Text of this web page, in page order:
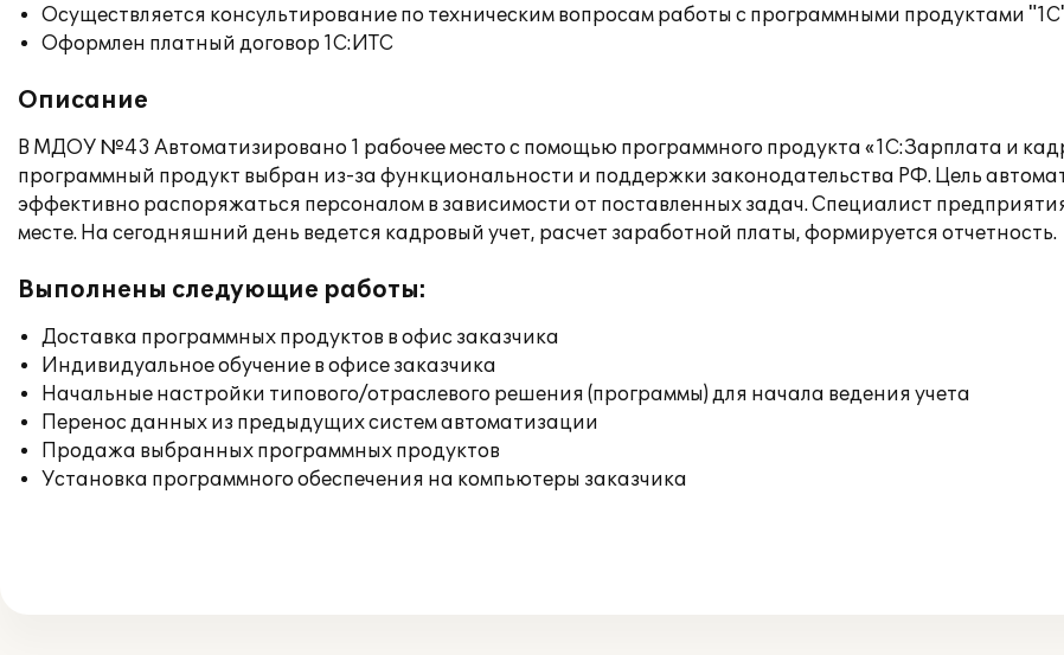
Осуществляется консультирование по техническим вопросам работы с программными продуктами
Оформлен платный договор 1С:ИТС
Описание
В МДОУ №43 Автоматизировано 1 рабочее место с помощью программного продукта «1С:Зарплата и
программный продукт выбран из-за функциональности и поддержки законодательства РФ. Цель
эффективно распоряжаться персоналом в зависимости от поставленных задач. Специалист
месте. На сегодняшний день ведется кадровый учет, расчет заработной платы, формируется отчетность.
Выполнены следующие работы:
Доставка программных продуктов в офис заказчика
Индивидуальное обучение в офисе заказчика
Начальные настройки типового/отраслевого решения (программы) для начала ведения учета
Перенос данных из предыдущих систем автоматизации
Продажа выбранных программных продуктов
Установка программного обеспечения на компьютеры заказчика